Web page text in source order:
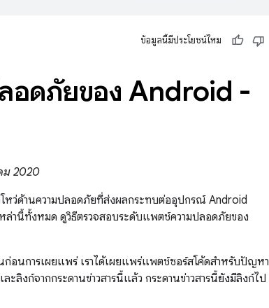
ข้อมูลนี้มีประโยชน์ไหม
ลอดภัยของ Android -
ม 2020
โหว่ด้านความปลอดภัยที่ส่งผลกระทบต่ออุปกรณ์ Android
นี้ทั้งหมด ดูวิธีตรวจสอบระดับแพตช์ความปลอดภัยของ
อนการเผยแพร่ เราได้เผยแพร่แพตช์ซอร์สโค้ดสำหรับปัญหา
ลิงก์จากกระดานข่าวสารนี้แล้ว กระดานข่าวสารนี้ยังมีลิงก์ไป